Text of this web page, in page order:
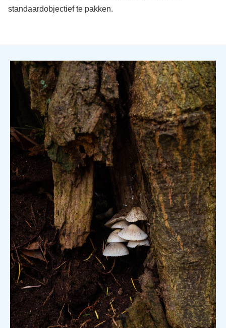
standaardobjectief te pakken.